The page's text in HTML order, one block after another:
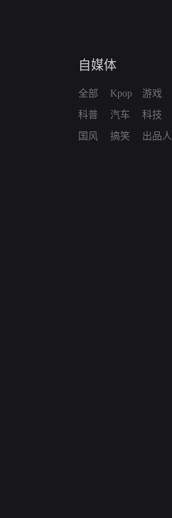
自媒体
全部
科普
国风
Kpop
汽车
搞笑
游戏
科技
出品人